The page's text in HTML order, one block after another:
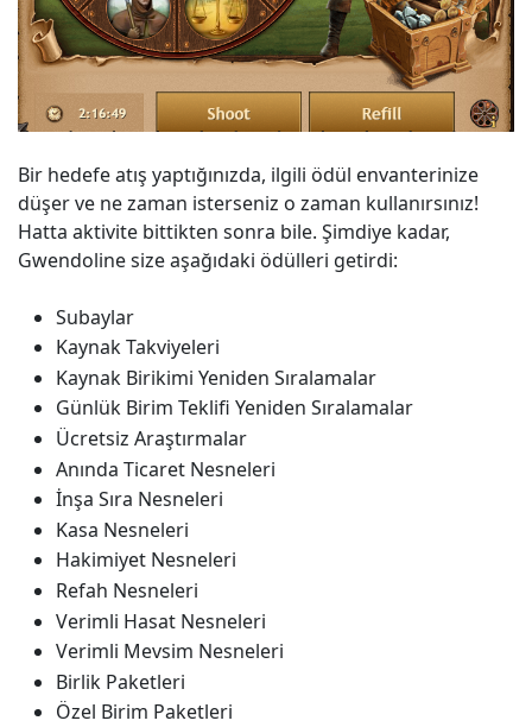
Bir hedefe atış yaptığınızda, ilgili ödül envanterinize
düşer ve ne zaman isterseniz o zaman kullanırsınız!
Hatta aktivite bittikten sonra bile. Şimdiye kadar,
Gwendoline size aşağıdaki ödülleri getirdi:
Subaylar
Kaynak Takviyeleri
Kaynak Birikimi Yeniden Sıralamalar
Günlük Birim Teklifi Yeniden Sıralamalar
Ücretsiz Araştırmalar
Anında Ticaret Nesneleri
İnşa Sıra Nesneleri
Kasa Nesneleri
Hakimiyet Nesneleri
Refah Nesneleri
Verimli Hasat Nesneleri
Verimli Mevsim Nesneleri
Birlik Paketleri
Özel Birim Paketleri